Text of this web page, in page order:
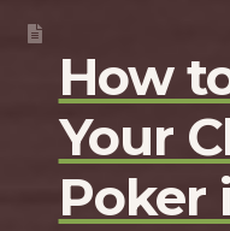
How
Your
Poker